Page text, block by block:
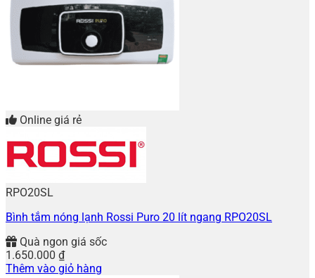
Online giá rẻ
RPO20SL
Bình tắm nóng lạnh Rossi Puro 20 lít ngang RPO20SL
Quà ngon giá sốc
1.650.000 ₫
Thêm vào giỏ hàng